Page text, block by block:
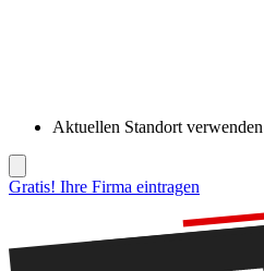
Aktuellen Standort verwenden
Gratis! Ihre Firma eintragen